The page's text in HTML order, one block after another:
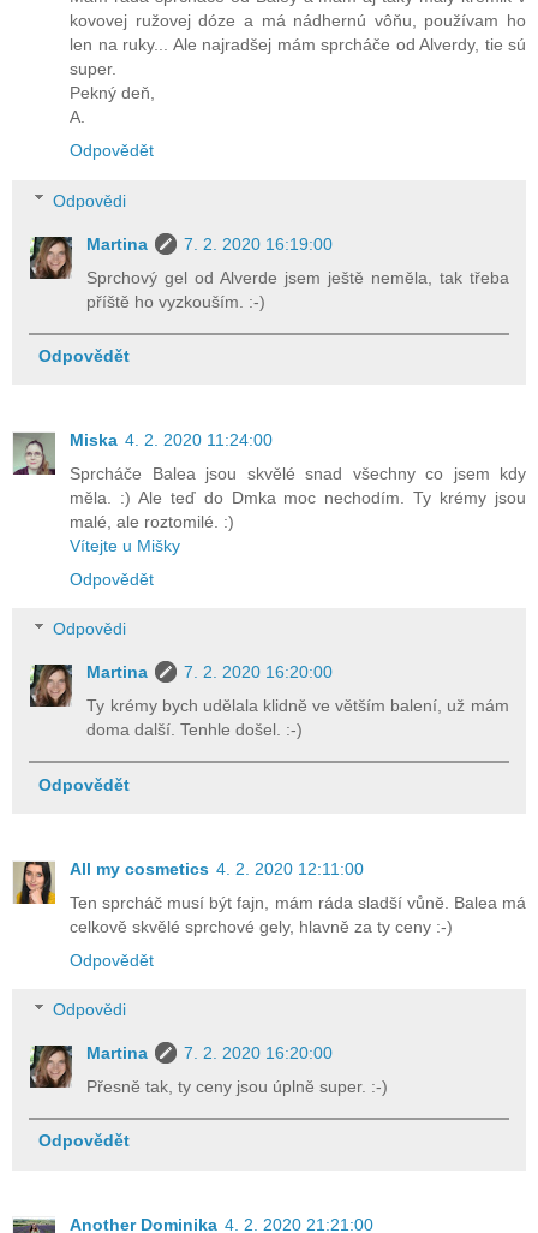
kovovej ružovej dóze a má nádhernú vôňu, používam ho
len na ruky... Ale najradšej mám sprcháče od Alverdy, tie sú
super.
Pekný deň,
A.
Odpovědět
Odpovědi
Martina
7. 2. 2020 16:19:00
Sprchový gel od Alverde jsem ještě neměla, tak třeba
příště ho vyzkouším. :-)
Odpovědět
Miska 4. 2. 2020 11:24:00
Sprcháče Balea jsou skvělé snad všechny co jsem kdy
měla. :) Ale teď do Dmka moc nechodím. Ty krémy jsou
malé, ale roztomilé. :)
Vítejte u Mišky
Odpovědět
Odpovědi
Martina
7. 2. 2020 16:20:00
Ty krémy bych udělala klidně ve větším balení, už mám
doma další. Tenhle došel. :-)
Odpovědět
All my cosmetics 4. 2. 2020 12:11:00
Ten sprcháč musí být fajn, mám ráda sladší vůně. Balea má
celkově skvělé sprchové gely, hlavně za ty ceny :-)
Odpovědět
Odpovědi
Martina
7. 2. 2020 16:20:00
Přesně tak, ty ceny jsou úplně super. :-)
Odpovědět
Another Dominika 4. 2. 2020 21:21:00